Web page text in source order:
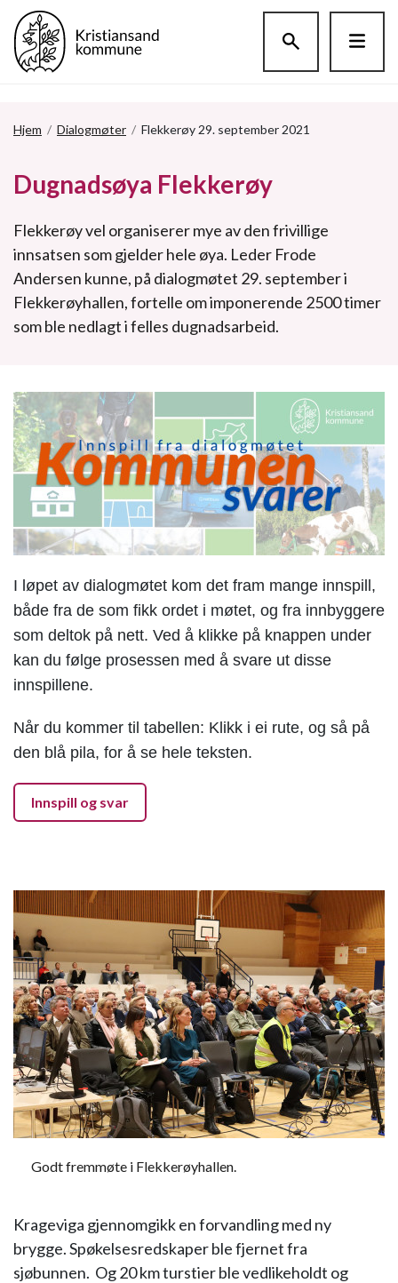
Hjem / Dialogmøter / Flekkerøy 29. september 2021
Dugnadsøya Flekkerøy
Flekkerøy vel organiserer mye av den frivillige
innsatsen som gjelder hele øya. Leder Frode
Andersen kunne, på dialogmøtet 29. september i
Flekkerøyhallen, fortelle om imponerende 2500 timer
som ble nedlagt i felles dugnadsarbeid.
I løpet av dialogmøtet kom det fram mange innspill,
både fra de som fikk ordet i møtet, og fra innbyggere
som deltok på nett. Ved å klikke på knappen under
kan du følge prosessen med å svare ut disse
innspillene.
Når du kommer til tabellen: Klikk i ei rute, og så på
den blå pila, for å se hele teksten.
Innspill og svar
Godt fremmøte i Flekkerøyhallen.
Krageviga gjennomgikk en forvandling med ny
brygge. Spøkelsesredskaper ble fjernet fra
sjøbunnen. Og 20 km turstier ble vedlikeholdt og